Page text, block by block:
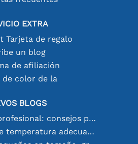
EXTRA
Tarjeta de regalo
un blog
de afiliación
de color de la
BLOGS
Soldar como un profesional: consejos para conexiones electrónicas perfectas
Elegir el sensor de temperatura adecuado [youtube]